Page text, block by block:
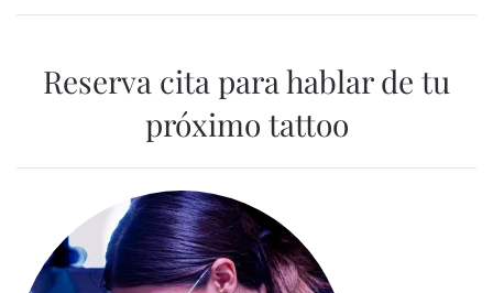
Reserva cita para hablar de tu
próximo tattoo